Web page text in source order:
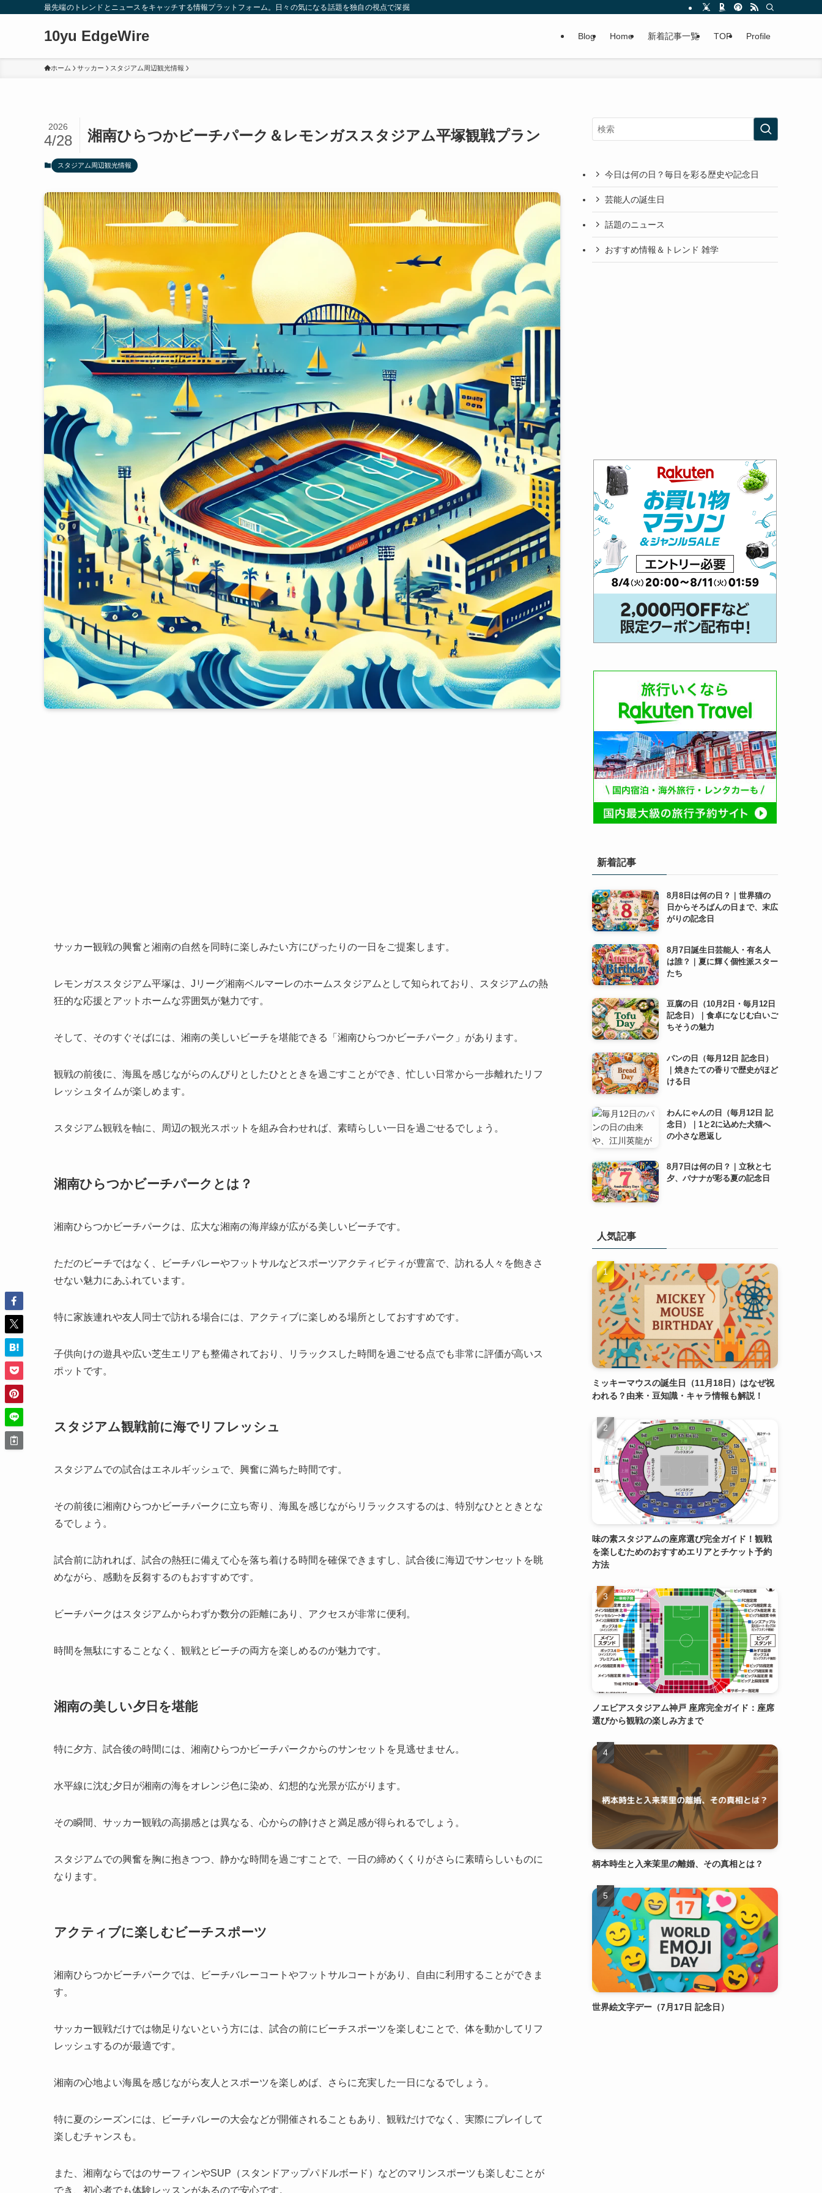
最先端のトレンドとニュースをキャッチする情報プラットフォーム。日々の気になる話題を独自の視点で深掘りしたコンテンツをお届けします。
10yu EdgeWire Blog Home 新着記事一覧 TOP Profile
ホーム サッカー スタジアム周辺観光情報
湘南ひらつかビーチパーク＆レモンガススタジアム平塚観戦プラン
2026
4/28
スタジアム周辺観光情報
サッカー観戦の興奮と湘南の自然を同時に楽しみたい方にぴったりの一日をご提案します。
レモンガススタジアム平塚は、Jリーグ湘南ベルマーレのホームスタジアムとして知られており、スタジアムの熱
狂的な応援とアットホームな雰囲気が魅力です。
そして、そのすぐそばには、湘南の美しいビーチを堪能できる「湘南ひらつかビーチパーク」があります。
観戦の前後に、海風を感じながらのんびりとしたひとときを過ごすことができ、忙しい日常から一歩離れたリフ
レッシュタイムが楽しめます。
スタジアム観戦を軸に、周辺の観光スポットを組み合わせれば、素晴らしい一日を過ごせるでしょう。
湘南ひらつかビーチパークとは？
湘南ひらつかビーチパークは、広大な湘南の海岸線が広がる美しいビーチです。
ただのビーチではなく、ビーチバレーやフットサルなどスポーツアクティビティが豊富で、訪れる人々を飽きさ
せない魅力にあふれています。
特に家族連れや友人同士で訪れる場合には、アクティブに楽しめる場所としておすすめです。
子供向けの遊具や広い芝生エリアも整備されており、リラックスした時間を過ごせる点でも非常に評価が高いス
ポットです。
スタジアム観戦前に海でリフレッシュ
スタジアムでの試合はエネルギッシュで、興奮に満ちた時間です。
その前後に湘南ひらつかビーチパークに立ち寄り、海風を感じながらリラックスするのは、特別なひとときとな
るでしょう。
試合前に訪れれば、試合の熱狂に備えて心を落ち着ける時間を確保できますし、試合後に海辺でサンセットを眺
めながら、感動を反芻するのもおすすめです。
ビーチパークはスタジアムからわずか数分の距離にあり、アクセスが非常に便利。
時間を無駄にすることなく、観戦とビーチの両方を楽しめるのが魅力です。
湘南の美しい夕日を堪能
特に夕方、試合後の時間には、湘南ひらつかビーチパークからのサンセットを見逃せません。
水平線に沈む夕日が湘南の海をオレンジ色に染め、幻想的な光景が広がります。
その瞬間、サッカー観戦の高揚感とは異なる、心からの静けさと満足感が得られるでしょう。
スタジアムでの興奮を胸に抱きつつ、静かな時間を過ごすことで、一日の締めくくりがさらに素晴らしいものに
なります。
アクティブに楽しむビーチスポーツ
湘南ひらつかビーチパークでは、ビーチバレーコートやフットサルコートがあり、自由に利用することができま
す。
サッカー観戦だけでは物足りないという方には、試合の前にビーチスポーツを楽しむことで、体を動かしてリフ
レッシュするのが最適です。
湘南の心地よい海風を感じながら友人とスポーツを楽しめば、さらに充実した一日になるでしょう。
特に夏のシーズンには、ビーチバレーの大会などが開催されることもあり、観戦だけでなく、実際にプレイして
楽しむチャンスも。
また、湘南ならではのサーフィンやSUP（スタンドアップパドルボード）などのマリンスポーツも楽しむことが
でき、初心者でも体験レッスンがあるので安心です。
今日は何の日？毎日を彩る歴史や記念日
芸能人の誕生日
話題のニュース
おすすめ情報＆トレンド 雑学
新着記事
8月8日は何の日？｜世界猫の
日からそろばんの日まで、末広
がりの記念日
8月7日誕生日芸能人・有名人
は誰？｜夏に輝く個性派スター
たち
豆腐の日（10月2日・毎月12日
記念日）｜食卓になじむ白いご
ちそうの魅力
パンの日（毎月12日 記念日）
｜焼きたての香りで歴史がほど
ける日
わんにゃんの日（毎月12日 記
念日）｜1と2に込めた犬猫へ
の小さな恩返し
8月7日は何の日？｜立秋と七
夕、バナナが彩る夏の記念日
人気記事
ミッキーマウスの誕生日（11月18日）はなぜ祝
われる？由来・豆知識・キャラ情報も解説！
味の素スタジアムの座席選び完全ガイド！観戦
を楽しむためのおすすめエリアとチケット予約
方法
ノエビアスタジアム神戸 座席完全ガイド：座席
選びから観戦の楽しみ方まで
柄本時生と入来茉里の離婚、その真相とは？
世界絵文字デー（7月17日 記念日）